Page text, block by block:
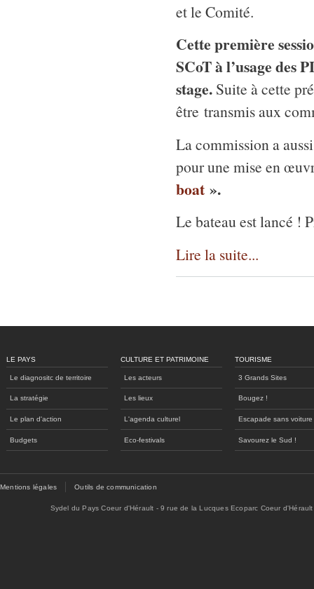
et le Comité.
Cette première
SCoT à l’usage des
stage. Suite à cette
être transmis aux
La commission a
pour une mise en
boat ».
Le bateau est lancé !
Lire la suite...
LE PAYS
Le diagnositc de territoire
La stratégie
Le plan d'action
Budgets
CULTURE ET PATRIMOINE
Les acteurs
Les lieux
L'agenda culturel
Eco-festivals
TOURISME
3 Grands Sites
Bougez !
Escapade sans voiture
Savourez le Sud !
Mentions légales Outils de communication
Sydel du Pays Coeur d'Hérault - 9 rue de la Lucques Ecoparc Coeur